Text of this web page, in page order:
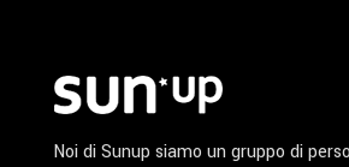
Noi di Sunup siamo un gruppo di